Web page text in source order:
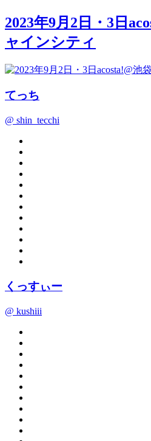
2023年9月2日・3日
ャインシティ
てっち
@ shin_tecchi
くっすぃー
@ kushiii